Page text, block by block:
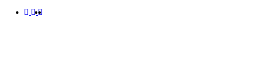
facebook
linkedin
instagram